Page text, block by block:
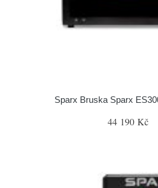
Sparx Bruska Sparx
44 190 Kč